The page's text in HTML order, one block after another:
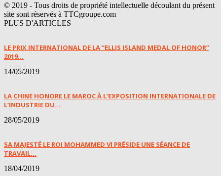
© 2019 - Tous droits de propriété intellectuelle découlant du présent
site sont réservés à TTCgroupe.com
PLUS D'ARTICLES
LE PRIX INTERNATIONAL DE LA “ELLIS ISLAND MEDAL OF HONOR”
2019...
14/05/2019
LA CHINE HONORE LE MAROC À L’EXPOSITION INTERNATIONALE DE
L’INDUSTRIE DU...
28/05/2019
SA MAJESTÉ LE ROI MOHAMMED VI PRÉSIDE UNE SÉANCE DE
TRAVAIL...
18/04/2019